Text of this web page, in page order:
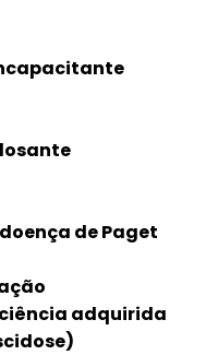
de Paget
adquirida